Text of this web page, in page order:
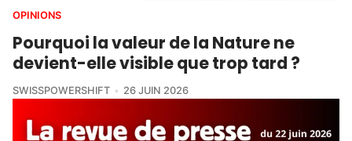
OPINIONS
Pourquoi la valeur de la Nature ne
devient-elle visible que trop tard ?
SWISSPOWERSHIFT 26 JUIN 2026